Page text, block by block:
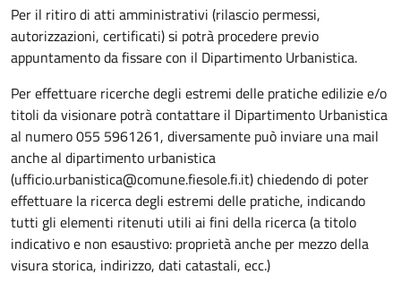
Per il ritiro di atti amministrativi (rilascio permessi,
autorizzazioni, certificati) si potrà procedere previo
appuntamento da fissare con il Dipartimento Urbanistica.
Per effettuare ricerche degli estremi delle pratiche edilizie e/o
titoli da visionare potrà contattare il Dipartimento Urbanistica
al numero 055 5961261, diversamente può inviare una mail
anche al dipartimento urbanistica
(ufficio.urbanistica@comune.fiesole.fi.it) chiedendo di poter
effettuare la ricerca degli estremi delle pratiche, indicando
tutti gli elementi ritenuti utili ai fini della ricerca (a titolo
indicativo e non esaustivo: proprietà anche per mezzo della
visura storica, indirizzo, dati catastali, ecc.)